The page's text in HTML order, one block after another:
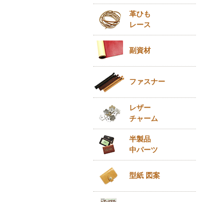
革ひも
レース
副資材
ファスナー
レザー
チャーム
半製品
中パーツ
型紙 図案